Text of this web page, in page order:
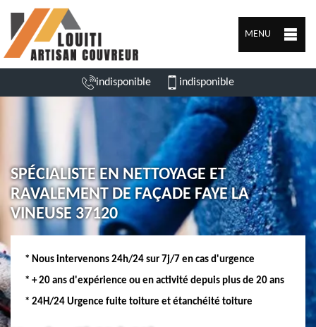
MENU
indisponible indisponible
SPÉCIALISTE EN NETTOYAGE ET
RAVALEMENT DE FAÇADE FAYE LA
VINEUSE 37120
* Nous intervenons 24h/24 sur 7j/7 en cas d'urgence
* + 20 ans d'expérience ou en activité depuis plus de 20 ans
* 24H/24 Urgence fuite toiture et étanchéité toiture